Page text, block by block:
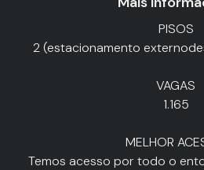
PISOS
2 (estacionamento
VAGAS
1.165
MELHOR
Temos acesso por todo o